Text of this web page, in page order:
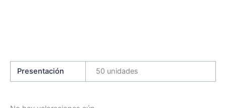
Presentación 50 unidades